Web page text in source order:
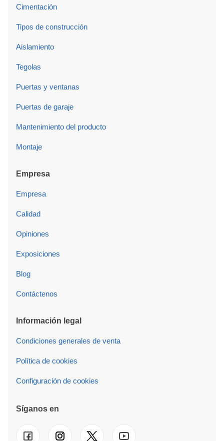
Cimentación
Tipos de construcción
Aislamiento
Tegolas
Puertas y ventanas
Puertas de garaje
Mantenimiento del producto
Montaje
Empresa
Empresa
Calidad
Opiniones
Exposiciones
Blog
Contáctenos
Información legal
Condiciones generales de venta
Política de cookies
Configuración de cookies
Síganos en